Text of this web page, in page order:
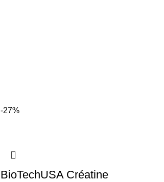
-27%
BioTechUSA Créatine